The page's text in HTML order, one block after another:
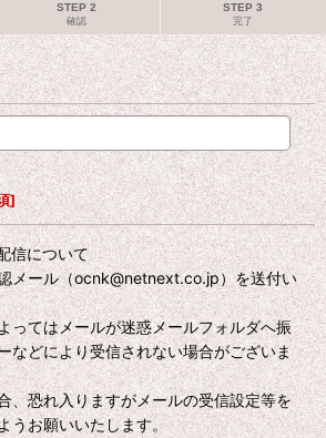
STEP 2
確認
STEP 3
完了
]
信について
メール（ocnk@netnext.co.jp）を送付い
ってはメールが迷惑メールフォルダへ振
などにより受信されない場合がございま
、恐れ入りますがメールの受信設定等を
うお願いいたします。